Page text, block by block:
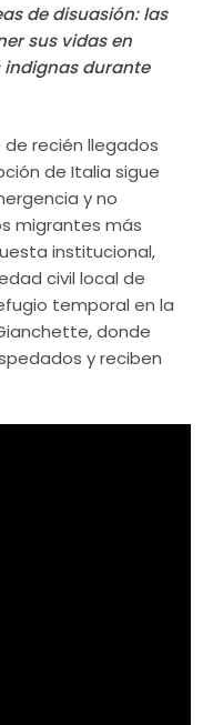
de disuasión: las
sus vidas en
indignas durante
recién llegados
de Italia sigue
y no
migrantes más
institucional,
civil local de
temporal en la
donde
y reciben